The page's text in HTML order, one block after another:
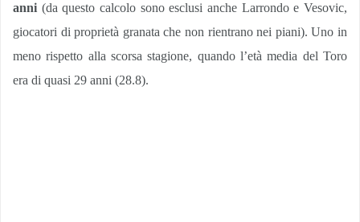
anni (da questo calcolo sono esclusi anche Larrondo e Vesovic,
giocatori di proprietà granata che non rientrano nei piani). Uno in
meno rispetto alla scorsa stagione, quando l’età media del Toro
era di quasi 29 anni (28.8).